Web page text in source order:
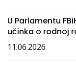
U Parlamentu
učinka o rodnoj
11.06.2026